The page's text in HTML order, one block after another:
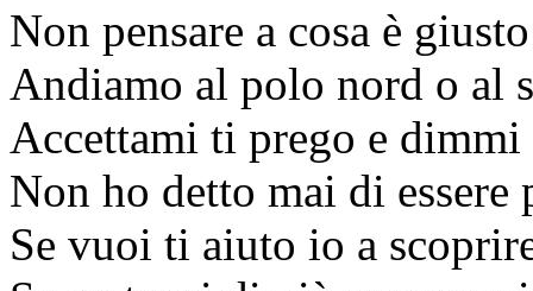
Non pensare a cosa è
Andiamo al polo nord o al
Accettami ti prego e
Non ho detto mai di essere
Se vuoi ti aiuto io a